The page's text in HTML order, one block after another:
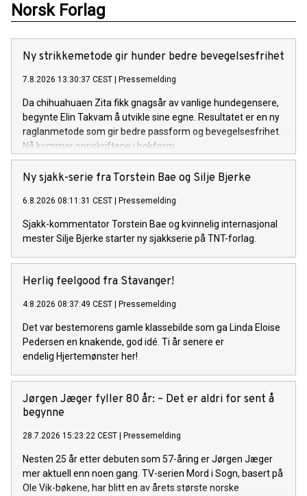
Norsk Forlag
Ny strikkemetode gir hunder bedre bevegelsesfrihet
7.8.2026 13:30:37 CEST Pressemelding
Da chihuahuaen Zita fikk gnagsår av vanlige hundegensere,
begynte Elin Takvam å utvikle sine egne. Resultatet er en ny
raglanmetode som gir bedre passform og bevegelsesfrihet.
Nå kommer oppskriftene i bokform.
Ny sjakk-serie fra Torstein Bae og Silje Bjerke
6.8.2026 08:11:31 CEST Pressemelding
Sjakk-kommentator Torstein Bae og kvinnelig internasjonal
mester Silje Bjerke starter ny sjakkserie på TNT-forlag.
Herlig feelgood fra Stavanger!
4.8.2026 08:37:49 CEST Pressemelding
Det var bestemorens gamle klassebilde som ga Linda Eloise
Pedersen en knakende, god idé. Ti år senere er
endelig Hjertemønster her!
Jørgen Jæger fyller 80 år: – Det er aldri for sent å
begynne
28.7.2026 15:23:22 CEST Pressemelding
Nesten 25 år etter debuten som 57-åring er Jørgen Jæger
mer aktuell enn noen gang. TV-serien Mord i Sogn, basert på
Ole Vik-bøkene, har blitt en av årets største norske